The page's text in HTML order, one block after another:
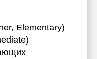
Elementary)